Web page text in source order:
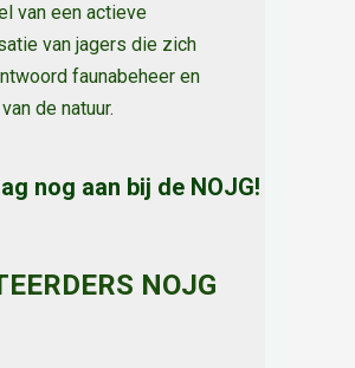
van een actieve
van jagers die zich
faunabeheer en
de natuur.
nog aan bij de NOJG!
NOJG